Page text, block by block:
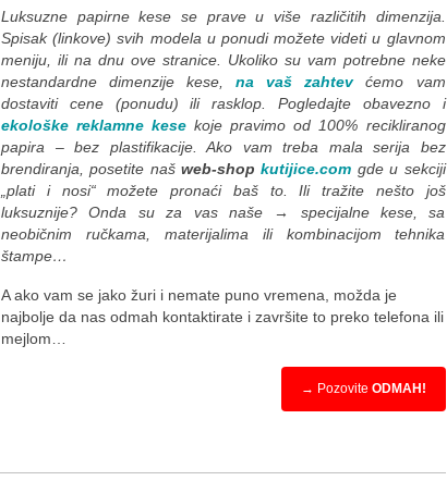
Luksuzne papirne kese se prave u više različitih dimenzija.
Spisak (linkove) svih modela u ponudi možete videti u glavnom
meniju, ili na dnu ove stranice. Ukoliko su vam potrebne neke
nestandardne dimenzije kese,na vaš zahtevćemo vam
dostaviti cene (ponudu) ili rasklop. Pogledajte obavezno i
ekološke reklamne kese koje pravimo od 100% recikliranog
papira – bez plastifikacije. Ako vam treba mala serija bez
brendiranja, posetite našweb-shop kutijice.com gde u sekciji
„plati i nosi“ možete pronaći baš to. Ili tražite nešto još
luksuznije? Onda su za vas naše → specijalne kese, sa
neobičnim ručkama, materijalima ili kombinacijom tehnika
štampe…
A ako vam se jako žuri i nemate puno vremena, možda je
najbolje da nas odmah kontaktirate i završite to preko telefona ili
mejlom…
→ Pozovite ODMAH!